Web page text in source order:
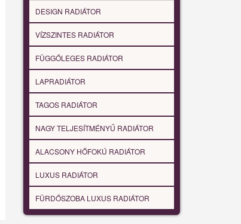
DESIGN RADIÁTOR
VÍZSZINTES RADIÁTOR
FÜGGŐLEGES RADIÁTOR
LAPRADIÁTOR
TAGOS RADIÁTOR
NAGY TELJESÍTMÉNYŰ RADIÁTOR
ALACSONY HŐFOKÚ RADIÁTOR
LUXUS RADIÁTOR
FÜRDŐSZOBA LUXUS RADIÁTOR